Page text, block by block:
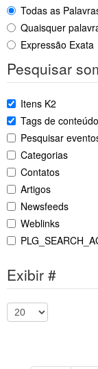
Todas as
Quaisquer
Expressão Exata
Pesquisar
Itens K2
Tags de conteúdo
Pesquisar
Categorias
Contatos
Artigos
Newsfeeds
Weblinks
Exibir #